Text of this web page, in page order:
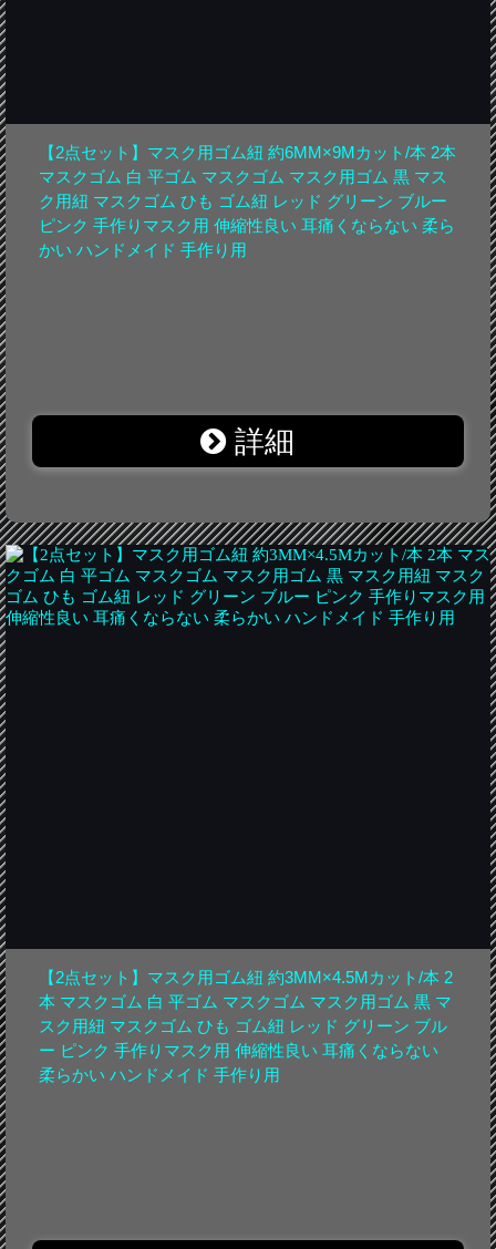
【2点セット】マスク用ゴム紐 約6MM×9Mカット/本 2本
マスクゴム 白 平ゴム マスクゴム マスク用ゴム 黒 マス
ク用紐 マスクゴム ひも ゴム紐 レッド グリーン ブルー
ピンク 手作りマスク用 伸縮性良い 耳痛くならない 柔ら
かい ハンドメイド 手作り用
詳細
【2点セット】マスク用ゴム紐 約3MM×4.5Mカット/本 2
本 マスクゴム 白 平ゴム マスクゴム マスク用ゴム 黒 マ
スク用紐 マスクゴム ひも ゴム紐 レッド グリーン ブル
ー ピンク 手作りマスク用 伸縮性良い 耳痛くならない
柔らかい ハンドメイド 手作り用